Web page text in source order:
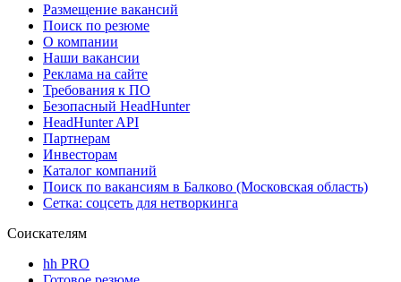
Размещение вакансий
Поиск по резюме
О компании
Наши вакансии
Реклама на сайте
Требования к ПО
Безопасный HeadHunter
HeadHunter API
Партнерам
Инвесторам
Каталог компаний
Поиск по вакансиям в Балково (Московская область)
Сетка: соцсеть для нетворкинга
Соискателям
hh PRO